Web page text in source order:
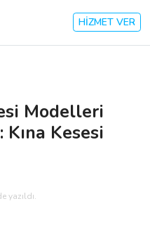
HİZMET VER
Modelleri
Kesesi
yazıldı.